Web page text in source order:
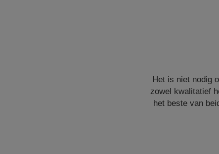
Het is niet nodig
zowel kwalitatief
het beste van